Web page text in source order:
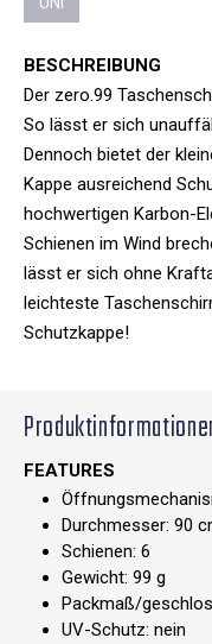
BESCHREIBUNG
Der zero.99
So lässt er sich
Dennoch bietet der
Kappe ausreichend
hochwertigen Karbon-
Schienen im Wind
lässt er sich ohne
leichteste
Schutzkappe!
FEATURES
Durchmesser: 90
Schienen: 6
Gewicht: 99 g
Packmaß/
UV-Schutz: nein